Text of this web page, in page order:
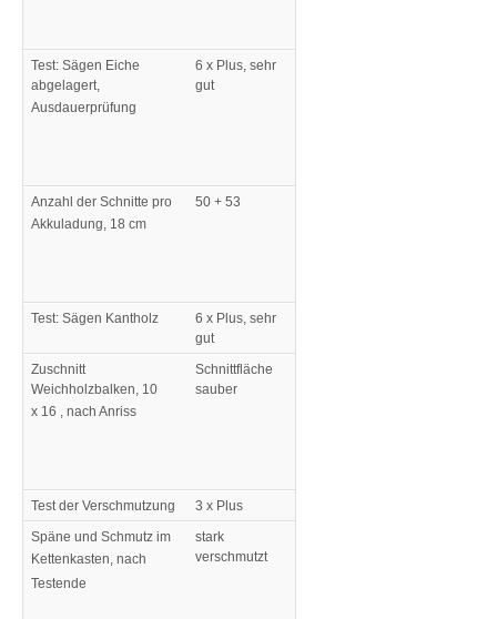
Test: Sägen Eiche
abgelagert,
Ausdauerprüfung
6 x Plus, sehr
gut
Anzahl der Schnitte pro
Akkuladung, 18 cm
50 + 53
Test: Sägen Kantholz
6 x Plus, sehr
gut
Zuschnitt
Weichholzbalken, 10
x 16 , nach Anriss
Schnittfläche
sauber
Test der Verschmutzung
3 x Plus
Späne und Schmutz im
Kettenkasten, nach
Testende
stark
verschmutzt